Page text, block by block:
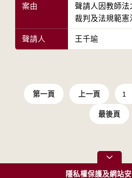
案由
聲請人因教師法
裁判及法規範憲
聲請人 王千瑜
第一頁 上一頁
最後頁
隱私權保護及網站